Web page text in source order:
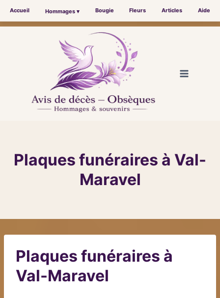
Accueil Hommages ▾ Bougie Fleurs Articles Aide
Plaques funéraires à Val-
Maravel
Plaques funéraires à
Val-Maravel